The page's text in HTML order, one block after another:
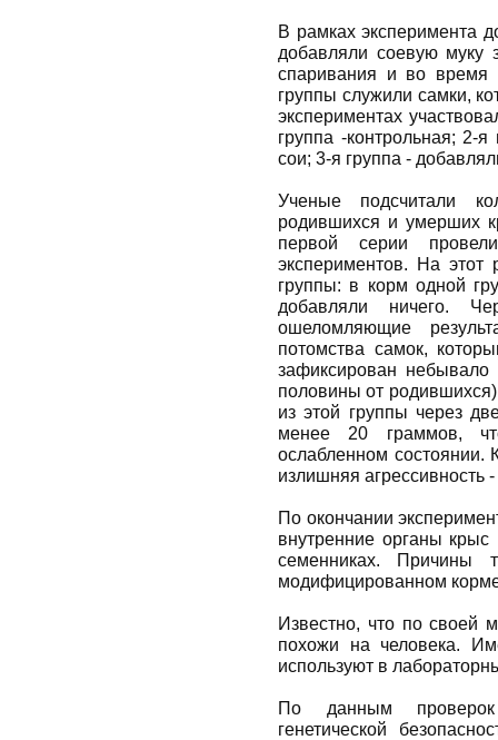
В рамках эксперимента
добавляли соевую муку
спаривания и во время
группы служили самки,
экспериментах
группа -контрольная; 2-
сои; 3-я группа -
Ученые подсчитали
родившихся и умерших
первой серии
экспериментов. На этот
группы: в корм одной
добавляли ничего.
ошеломляющие
потомства самок,
зафиксирован небывало
половины от
из этой группы через
менее 20 граммов,
ослабленном
излишняя агрессивность
По окончании
внутренние органы
семенниках. Причины
модифицированном
Известно, что по своей
похожи на человека.
используют в
По данным проверок
генетической